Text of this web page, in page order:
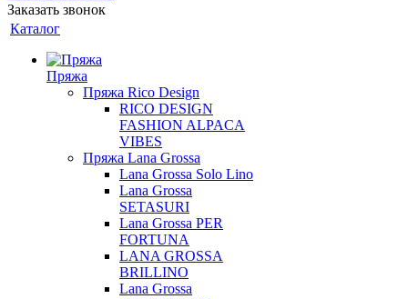
Заказать звонок
Каталог
Пряжа
Пряжа Rico Design
RICO DESIGN
FASHION ALPACA
VIBES
Пряжа Lana Grossa
Lana Grossa Solo Lino
Lana Grossa
SETASURI
Lana Grossa PER
FORTUNA
LANA GROSSA
BRILLINO
Lana Grossa